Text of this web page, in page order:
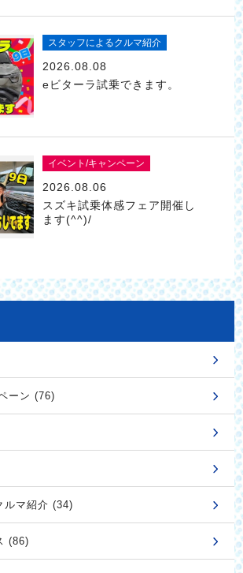
スタッフによるクルマ紹介
2026.08.08
eビターラ試乗できます。
イベント/キャンペーン
2026.08.06
スズキ試乗体感フェア開催し
ます(^^)/
ーン (76)
ルマ紹介 (34)
(86)